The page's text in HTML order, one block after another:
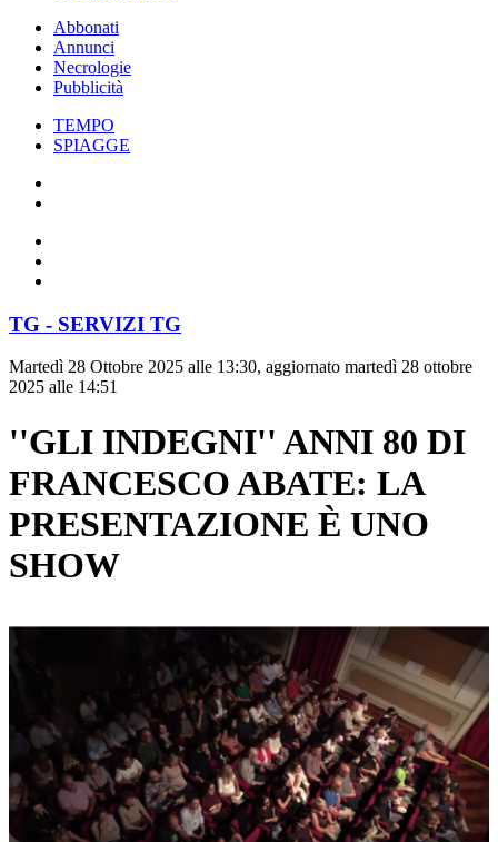
Abbonati
Annunci
Necrologie
Pubblicità
TEMPO
SPIAGGE
TG - SERVIZI TG
Martedì 28 Ottobre 2025 alle 13:30, aggiornato martedì 28 ottobre
2025 alle 14:51
''GLI INDEGNI'' ANNI 80 DI
FRANCESCO ABATE: LA
PRESENTAZIONE È UNO
SHOW